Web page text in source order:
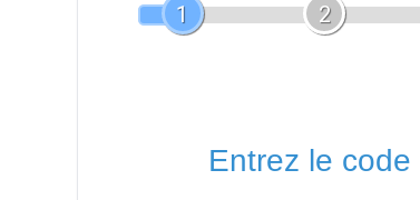
1
2
Entrez le